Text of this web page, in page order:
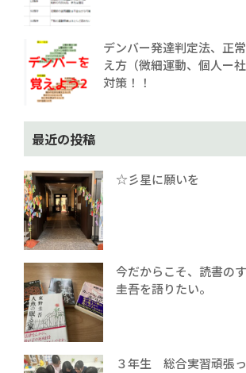
デンバー発達判定法、正
え方（微細運動、個人ー
対策！！
最近の投稿
☆彡星に願いを
今だからこそ、読書の
圭吾を語りたい。
３年生 総合実習頑張っ